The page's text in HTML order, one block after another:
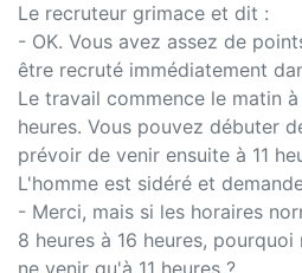
Le recruteur grimace et dit :
- OK. Vous avez assez de
être recruté immédiatement
Le travail commence le matin
heures. Vous pouvez débuter
prévoir de venir ensuite à 11
L'homme est sidéré et
- Merci, mais si les horaires
8 heures à 16 heures,
ne venir qu'à 11 heures ?